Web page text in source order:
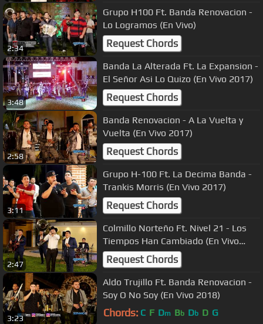
2:34
Grupo H100 Ft. Banda Renovacion -
Lo Logramos (En Vivo)
Request Chords
3:48
Banda La Alterada Ft. La Expansion -
El Señor Asi Lo Quizo (En Vivo 2017)
Request Chords
2:58
Banda Renovacion - A La Vuelta y
Vuelta (En Vivo 2017)
Request Chords
3:11
Grupo H-100 Ft. La Decima Banda -
Trankis Morris (En Vivo 2017)
Request Chords
2:47
Colmillo Norteño Ft. Nivel 21 - Los
Tiempos Han Cambiado (En Vivo
2017)
Request Chords
3:23
Aldo Trujillo Ft. Banda Renovacion -
Soy O No Soy (En Vivo 2018)
Chords: C F Dm Bb Db D G